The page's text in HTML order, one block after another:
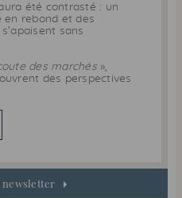
été contrasté : un
en rebond et des
sans
des marchés»,
des perspectives
newsletter